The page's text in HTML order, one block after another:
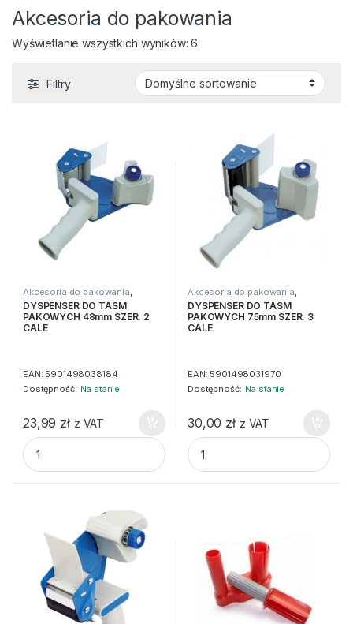
Akcesoria do pakowania
Wyświetlanie wszystkich wyników: 6
Filtry
Akcesoria do pakowania
Artykuły pakowe
DYSPENSER DO TASM
PAKOWYCH 48mm SZER. 2
CALE
EAN: 5901498038184
Dostępność: Na stanie
23,99 zł z VAT
DYSPENSER DO TASM PAKOWYCH 48mm SZER. 2 CALE
Akcesoria do pakowania
Artykuły pakowe
DYSPENSER DO TASM
PAKOWYCH 75mm SZER. 3
CALE
EAN: 5901498031970
Dostępność: Na stanie
30,00 zł z VAT
DYSPENSER DO TASM